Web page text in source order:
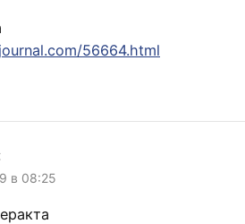
56664.html
в 08:25